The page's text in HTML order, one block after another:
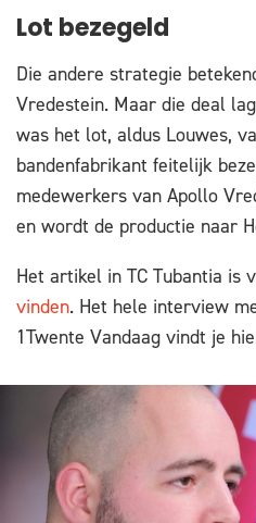
Lot bezegeld
Die andere strategie
Vredestein. Maar die deal
was het lot, aldus Louwes,
bandenfabrikant feitelijk
medewerkers van Apollo
en wordt de productie naar
Het artikel in TC Tubantia is
vinden. Het hele interview
1Twente Vandaag vindt je